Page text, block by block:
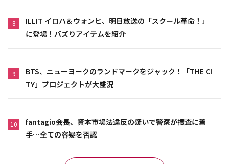
8
ILLIT イロハ＆ウォンヒ、明日放送の「スクール革命！」
に登場！バズりアイテムを紹介
9
BTS、ニューヨークのランドマークをジャック！「THE CI
TY」プロジェクトが大盛況
10
fantagio会長、資本市場法違反の疑いで警察が捜査に着
手…全ての容疑を否認